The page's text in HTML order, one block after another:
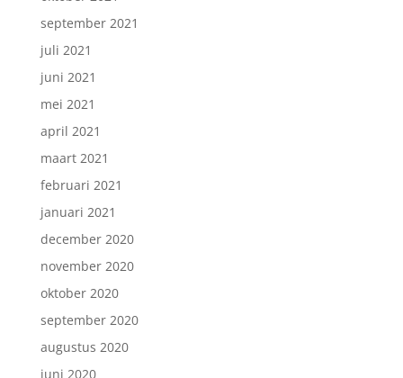
september 2021
juli 2021
juni 2021
mei 2021
april 2021
maart 2021
februari 2021
januari 2021
december 2020
november 2020
oktober 2020
september 2020
augustus 2020
juni 2020